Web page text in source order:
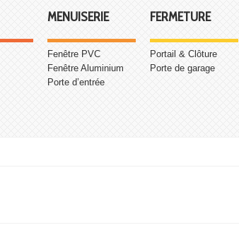
MENUISERIE
Fenêtre PVC
Fenêtre Aluminium
Porte d’entrée
FERMETURE
Portail & Clôture
Porte de garage